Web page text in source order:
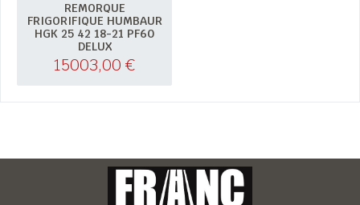
REMORQUE
FRIGORIFIQUE HUMBAUR
HGK 25 42 18-21 PF60
DELUX
15003,00 €